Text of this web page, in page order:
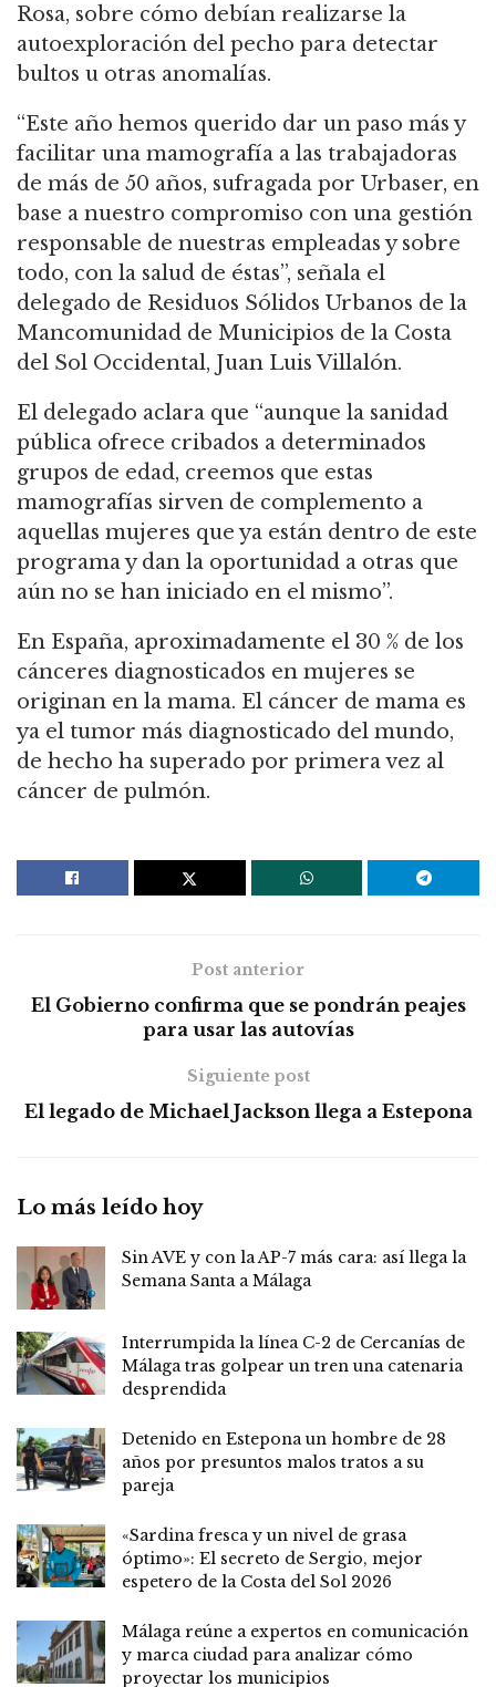
Rosa, sobre cómo debían realizarse la
autoexploración del pecho para detectar
bultos u otras anomalías.
“Este año hemos querido dar un paso más y
facilitar una mamografía a las trabajadoras
de más de 50 años, sufragada por Urbaser, en
base a nuestro compromiso con una gestión
responsable de nuestras empleadas y sobre
todo, con la salud de éstas”, señala el
delegado de Residuos Sólidos Urbanos de la
Mancomunidad de Municipios de la Costa
del Sol Occidental, Juan Luis Villalón.
El delegado aclara que “aunque la sanidad
pública ofrece cribados a determinados
grupos de edad, creemos que estas
mamografías sirven de complemento a
aquellas mujeres que ya están dentro de este
programa y dan la oportunidad a otras que
aún no se han iniciado en el mismo”.
En España, aproximadamente el 30 % de los
cánceres diagnosticados en mujeres se
originan en la mama. El cáncer de mama es
ya el tumor más diagnosticado del mundo,
de hecho ha superado por primera vez al
cáncer de pulmón.
Post anterior
El Gobierno confirma que se pondrán peajes
para usar las autovías
Siguiente post
El legado de Michael Jackson llega a Estepona
Lo más leído hoy
Sin AVE y con la AP-7 más cara: así llega la
Semana Santa a Málaga
Interrumpida la línea C-2 de Cercanías de
Málaga tras golpear un tren una catenaria
desprendida
Detenido en Estepona un hombre de 28
años por presuntos malos tratos a su
pareja
«Sardina fresca y un nivel de grasa
óptimo»: El secreto de Sergio, mejor
espetero de la Costa del Sol 2026
Málaga reúne a expertos en comunicación
y marca ciudad para analizar cómo
proyectar los municipios